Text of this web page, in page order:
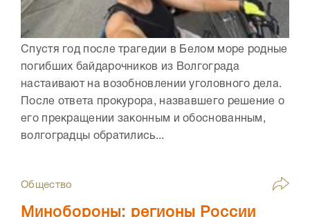
Спустя год после трагедии в Белом море родные
погибших байдарочников из Волгограда
настаивают на возобновлении уголовного дела.
После ответа прокурора, назвавшего решение о
его прекращении законным и обоснованным,
волгоградцы обратились...
Общество
Минобороны: регионы России